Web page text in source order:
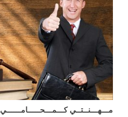
مـــهـــنــتــي كـــمـــحـــــامــــــي